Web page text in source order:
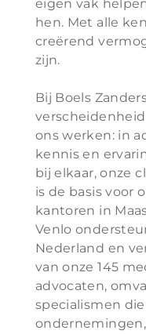
eigen vak
hen. Met alle
creërend
zijn.
Bij Boels
ons werken: in
kennis en
bij elkaar, onze
is de basis voor
kantoren in
Venlo
Nederland en
van onze 145
advocaten,
specialismen